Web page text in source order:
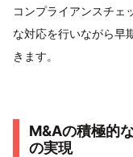
コンプライアンスチェ
な対応を行いながら早
きます。
M&Aの積極的
の実現